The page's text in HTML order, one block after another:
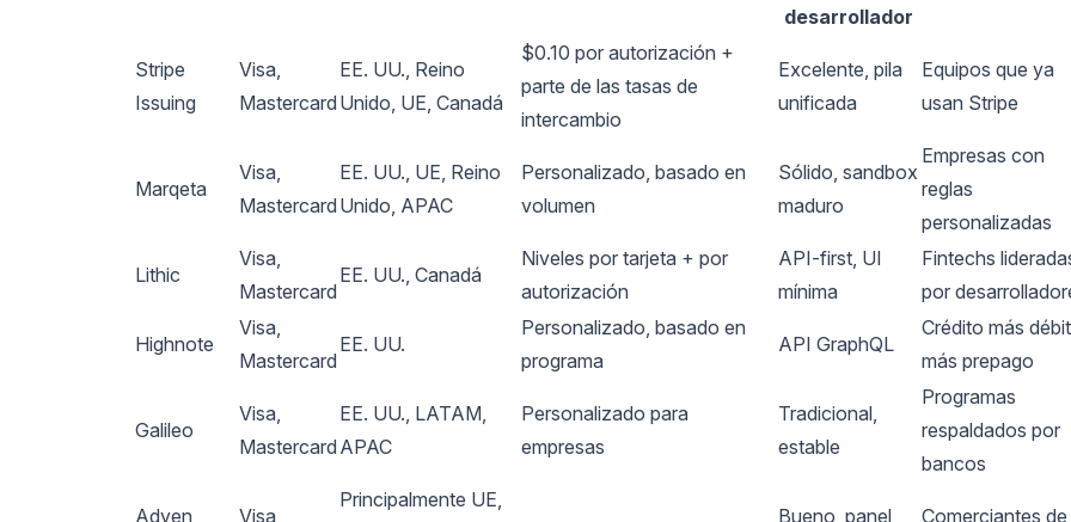
desarrollador
Stripe
Issuing
Visa,
Mastercard
EE. UU., Reino
Unido, UE, Canadá
$0.10 por autorización +
parte de las tasas de
intercambio
Excelente, pila
unificada
Equipos que ya
usan Stripe
Marqeta
Visa,
Mastercard
EE. UU., UE, Reino
Unido, APAC
Personalizado, basado en
volumen
Sólido, sandbox
maduro
Empresas con
reglas
personalizadas
Lithic
Visa,
Mastercard
EE. UU., Canadá
Niveles por tarjeta + por
autorización
API-first, UI
mínima
Fintechs
por
Highnote
Visa,
Mastercard
EE. UU.
Personalizado, basado en
programa
API GraphQL
Crédito más
más prepago
Galileo
Visa,
Mastercard
EE. UU., LATAM,
APAC
Personalizado para
empresas
Tradicional,
estable
Programas
respaldados por
bancos
Adyen Visa,
Principalmente UE,
Bueno, panel Comerciantes de